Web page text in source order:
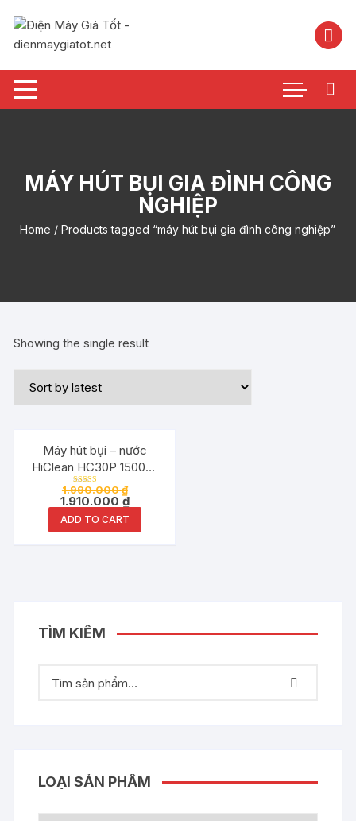
nội
MÁY HÚT BỤI GIA ĐÌNH CÔNG
NGHIỆP
Home / Products tagged “máy hút bụi gia đình công nghiệp”
Showing the single result
Đang ưu đãi!
Máy hút bụi – nước
HiClean HC30P 1500W
30L thùng nhựa Abs
chính hãng
Rated
5.00
out of 5
1.990.000₫
1.910.000 ₫
ADD TO CART
TÌM KIẾM
LOẠI SẢN PHẨM